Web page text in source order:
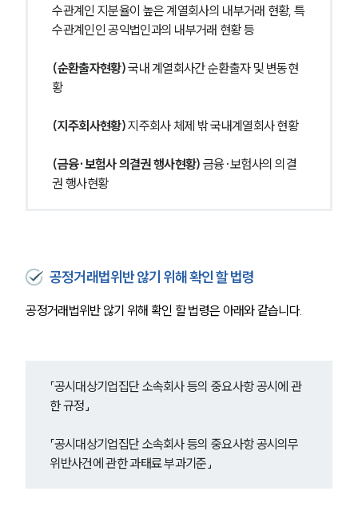
수관계인 지분율이 높은 계열회사의 내부거래 현황, 특
수관계인인 공익법인과의 내부거래 현황 등
(순환출자현황) 국내 계열회사간 순환출자 및 변동현
황
(지주회사현황) 지주회사 체제 밖 국내계열회사 현황
(금융·보험사 의결권 행사현황) 금융·보험사의 의결
권 행사현황
공정거래법위반 않기 위해 확인 할 법령
공정거래법위반 않기 위해 확인 할 법령은 아래와 같습니다.
「공시대상기업집단 소속회사 등의 중요사항 공시에 관
한 규정」
「공시대상기업집단 소속회사 등의 중요사항 공시의무
위반사건에 관한 과태료 부과기준」